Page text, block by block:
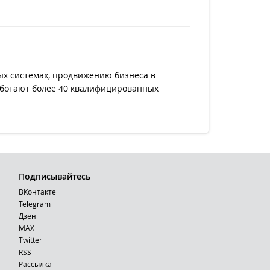
системах, продвижению бизнеса в
более 40 квалифицированных
Подписывайтесь
ВКонтакте
Telegram
Дзен
MAX
Тwitter
RSS
Рассылка